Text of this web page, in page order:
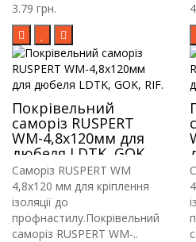
3.79 грн.
Покрівельний
саморіз RUSPERT
WM-4,8х120мм для
дюбеля LDTK, GOK,
RIF.
Саморіз RUSPERT WM
4,8х120 мм для кріплення
ізоляції до
профнастилу.Покрівельний
саморіз RUSPERT WM-..